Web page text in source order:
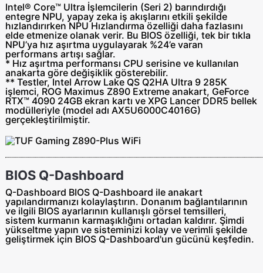
Intel® Core™ Ultra İşlemcilerin (Seri 2) barındırdığı
entegre NPU, yapay zeka iş akışlarını etkili şekilde
hızlandırırken NPU Hızlandırma özelliği daha fazlasını
elde etmenize olanak verir. Bu BIOS özelliği, tek bir tıkla
NPU’ya hız aşırtma uygulayarak %24’e varan
performans artışı sağlar.
* Hız aşırtma performansı CPU serisine ve kullanılan
anakarta göre değişiklik gösterebilir.
** Testler, Intel Arrow Lake QS Q2HA Ultra 9 285K
işlemci, ROG Maximus Z890 Extreme anakart, GeForce
RTX™ 4090 24GB ekran kartı ve XPG Lancer DDR5 bellek
modülleriyle (model adı AX5U6000C4016G)
gerçekleştirilmiştir.
BIOS Q-Dashboard
Q-Dashboard BIOS Q-Dashboard ile anakart
yapılandırmanızı kolaylaştırın. Donanım bağlantılarının
ve ilgili BIOS ayarlarının kullanışlı görsel temsilleri,
sistem kurmanın karmaşıklığını ortadan kaldırır. Şimdi
yükseltme yapın ve sisteminizi kolay ve verimli şekilde
geliştirmek için BIOS Q-Dashboard'un gücünü keşfedin.